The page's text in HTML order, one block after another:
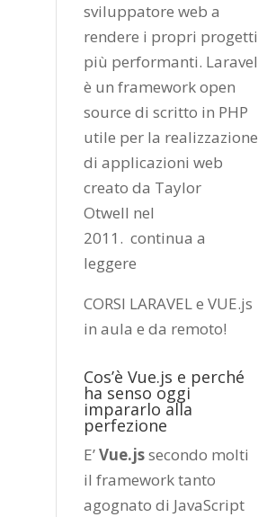
sviluppatore web a
rendere i propri progetti
più performanti. Laravel
è un framework open
source di scritto in PHP
utile per la realizzazione
di applicazioni web
creato da Taylor
Otwell nel
2011.continua a
leggere
CORSI LARAVEL e VUE.js
in aula e da remoto!
Cos’è Vue.js e perché
ha senso oggi
impararlo alla
perfezione
E’Vue.jssecondo molti
il framework tanto
agognato di JavaScript